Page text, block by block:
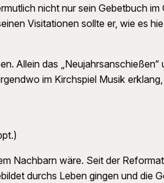
nicht nur sein Gebetbuch im
Visitationen sollte er, wie es
Allein das „Neujahrsanschießen“
im Kirchspiel Musik
Nachbarn wäre. Seit der
durchs Leben gingen und die